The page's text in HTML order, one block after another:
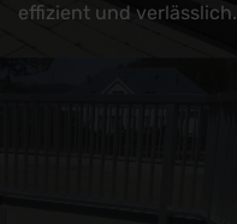
effizient und verlässlich.